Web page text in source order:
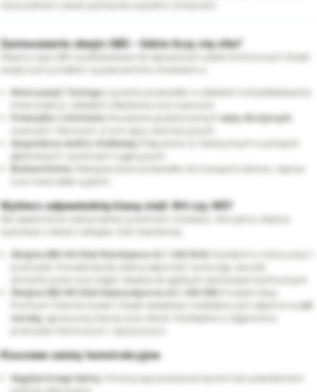
Zastosowanie obejm GBS - Gdzie liczy się siła?
Obejmy typu GBS są dedykowane do najcięższych zadań technicznych. Dzięki
Motoryzacji i Tuningu: Łączenie przewodów w układach turbodoładowania
Przemyśle i rolnictwie:
węży zbrojonych
Gospodarce wodno-ściekowej:
Połączenia rur elastycznych w pompach
głębinowych i systemach irygacyjnych.
Budownictwie:
Zabezpieczanie przewodów do transportu betonu, zapraw
Wybierz odpowiednią klasę stali: W4 czy W5?
Dla zapewnienia maksymalnej żywotności instalacji, oferujemy obejmy
wykonane z dwóch rodzajów stali szlachetnej:
Obejma GBS W4 (Stal Nierdzewna A2 / AISI 304):
Standard w motoryzacji i
atmosferyczne oraz wilgoć. Idealna do ogólnych zastosowań technicznych.
Obejma GBS W5 (Stal Kwasoodporna A4 / AISI 316):
Premium ("Marine Grade"). Dzięki dodatkowi molibdenu jest odporna nasól
morską, agresywną chemię oraz chlorki. Niezbędna w żeglarstwie,
Kluczowe zalety konstrukcyjne:
Wygięte brzegi taśmy:
Chronią wąż przed przecięciem lub uszkodzeniem